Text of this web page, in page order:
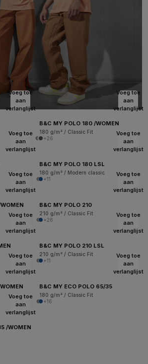
Voeg toe
aan
verlanglijst
Voeg toe
aan
verlanglijst
B&C MY POLO 180 /WOMEN
180 g/m² / Classic Fit
+26
Voeg toe
aan
verlanglijst
Voeg toe
aan
verlanglijst
B&C MY POLO 180 LSL
180 g/m² / Modern classic
+11
Voeg toe
aan
verlanglijst
Voeg toe
aan
verlanglijst
B&C MY POLO 210
210 g/m² / Classic Fit
+26
Voeg toe
aan
verlanglijst
Voeg toe
aan
verlanglijst
B&C MY POLO 210 LSL
210 g/m² / Classic Fit
+11
Voeg toe
aan
verlanglijst
Voeg toe
aan
verlanglijst
B&C MY ECO POLO 65/35
180 g/m² / Classic Fit
+16
Voeg toe
aan
verlanglijst
/WOMEN